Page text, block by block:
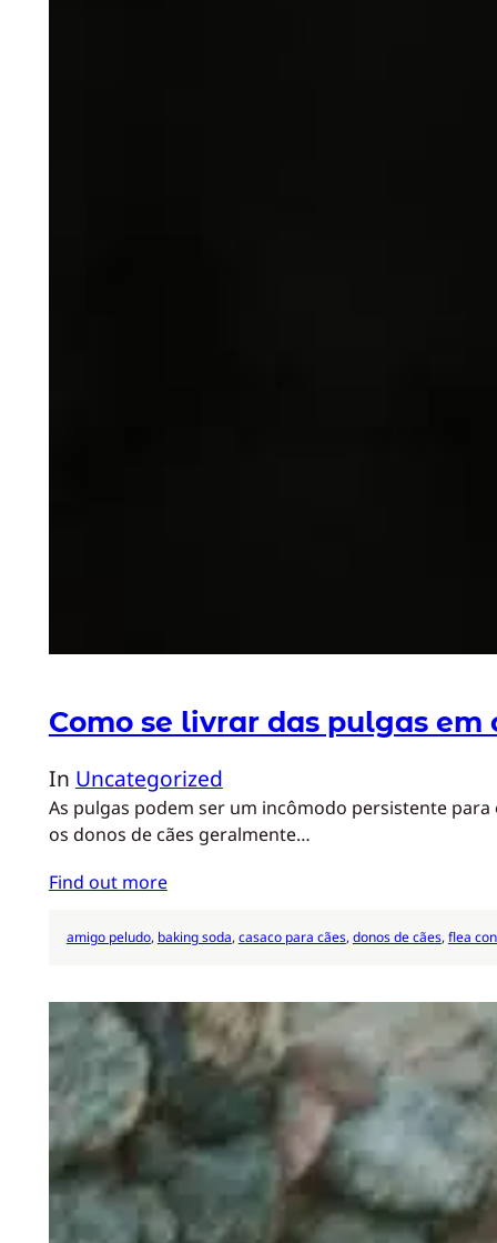
Como se livrar das pulgas
In Uncategorized
As pulgas podem ser um incômodo persistente
os donos de cães geralmente…
Find out more
amigo peludo, baking soda, casaco para cães, donos de cães, flea